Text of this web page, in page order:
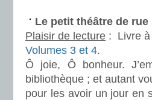
Le petit théâtre de
Plaisir de lecture : Livre
Volumes 3 et 4.
Ô joie, Ô bonheur.
bibliothèque ; et autant
pour les avoir un jour en